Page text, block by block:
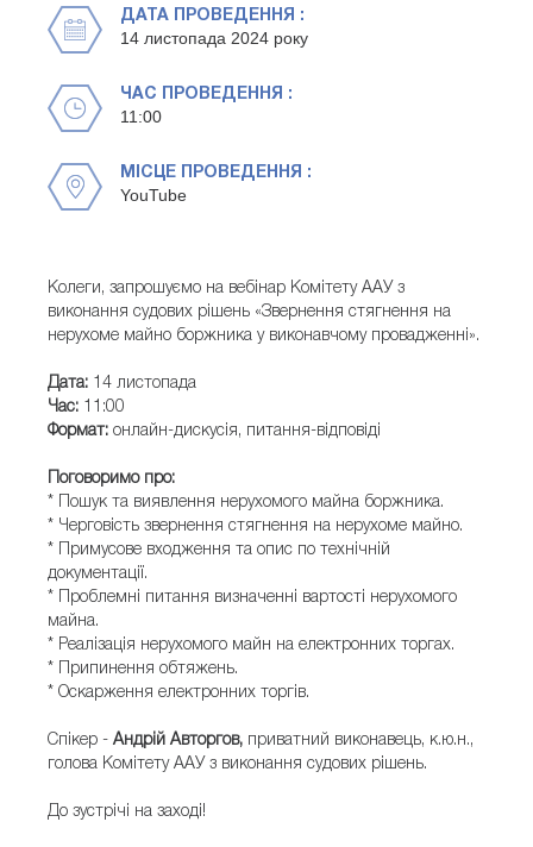
ДАТА ПРОВЕДЕННЯ :
14 листопада 2024 року
ЧАС ПРОВЕДЕННЯ :
11:00
МІСЦЕ ПРОВЕДЕННЯ :
YouTube
Колеги, запрошуємо на вебінар Комітету ААУ з
виконання судових рішень «Звернення стягнення на
нерухоме майно боржника у виконавчому провадженні».
Дата:
14 листопада
Час: 11:00
Формат: онлайн-дискусія, питання-відповіді
Поговоримо про:
* Пошук та виявлення нерухомого майна боржника.
* Черговість звернення стягнення на нерухоме майно.
* Примусове входження та опис по технічній
документації.
* Проблемні питання визначенні вартості нерухомого
майна.
* Реалізація нерухомого майн на електронних торгах.
* Припинення обтяжень.
* Оскарження електронних торгів.
Спікер - Андрій Авторгов, приватний виконавець, к.ю.н.,
голова Комітету ААУ з виконання судових рішень.
До зустрічі на заході!